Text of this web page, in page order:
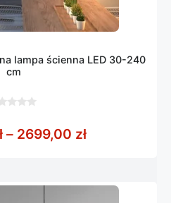
lampa ścienna LED 30-240
cm
– 2699,00 złZakres cen: